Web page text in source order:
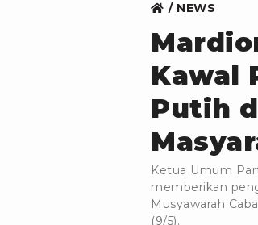
NEWS
Kawal
Putih
Ketua Umum
memberikan
Musyawarah
(9/5).